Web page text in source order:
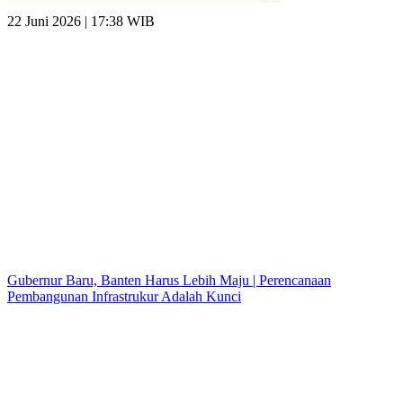
22 Juni 2026 | 17:38 WIB
Gubernur Baru, Banten Harus Lebih Maju | Perencanaan
Pembangunan Infrastrukur Adalah Kunci